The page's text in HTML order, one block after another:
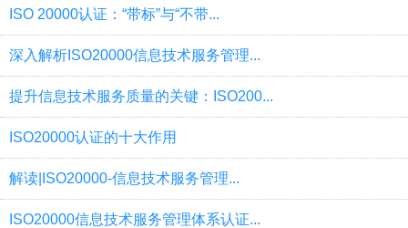
ISO 20000认证：“带标”与“不带...
深入解析ISO20000信息技术服务管理...
提升信息技术服务质量的关键：ISO200...
ISO20000认证的十大作用
解读|ISO20000-信息技术服务管理...
ISO20000信息技术服务管理体系认证...